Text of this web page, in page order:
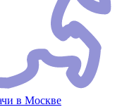
в Москве